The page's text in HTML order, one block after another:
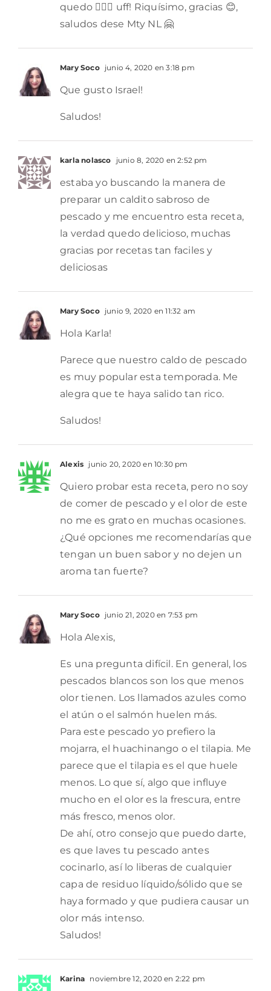
quedo 👌🏼🤤 uff! Riquísimo, gracias 😊,
saludos dese Mty NL 🤗
Mary Soco junio 4, 2020 en 3:18 pm
Que gusto Israel!
Saludos!
karla nolasco junio 8, 2020 en 2:52 pm
estaba yo buscando la manera de
preparar un caldito sabroso de
pescado y me encuentro esta receta,
la verdad quedo delicioso, muchas
gracias por recetas tan faciles y
deliciosas
Mary Soco junio 9, 2020 en 11:32 am
Hola Karla!
Parece que nuestro caldo de pescado
es muy popular esta temporada. Me
alegra que te haya salido tan rico.
Saludos!
Alexis junio 20, 2020 en 10:30 pm
Quiero probar esta receta, pero no soy
de comer de pescado y el olor de este
no me es grato en muchas ocasiones.
¿Qué opciones me recomendarías que
tengan un buen sabor y no dejen un
aroma tan fuerte?
Mary Soco junio 21, 2020 en 7:53 pm
Hola Alexis,
Es una pregunta difícil. En general, los
pescados blancos son los que menos
olor tienen. Los llamados azules como
el atún o el salmón huelen más.
Para este pescado yo prefiero la
mojarra, el huachinango o el tilapia. Me
parece que el tilapia es el que huele
menos. Lo que sí, algo que influye
mucho en el olor es la frescura, entre
más fresco, menos olor.
De ahí, otro consejo que puedo darte,
es que laves tu pescado antes
cocinarlo, así lo liberas de cualquier
capa de residuo líquido/sólido que se
haya formado y que pudiera causar un
olor más intenso.
Saludos!
Karina noviembre 12, 2020 en 2:22 pm